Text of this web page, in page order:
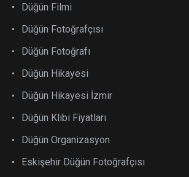
Düğün Filmi
Düğün Fotoğrafçısı
Düğün Fotoğrafı
Düğün Hikayesi
Düğün Hikayesi İzmir
Düğün Klibi Fiyatları
Düğün Organizasyon
Eskişehir Düğün Fotoğrafçısı